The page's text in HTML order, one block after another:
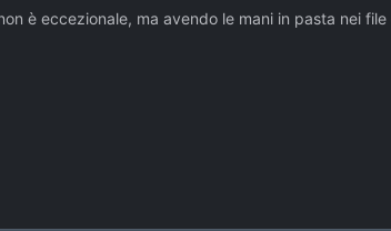
è eccezionale, ma avendo le mani in pasta nei